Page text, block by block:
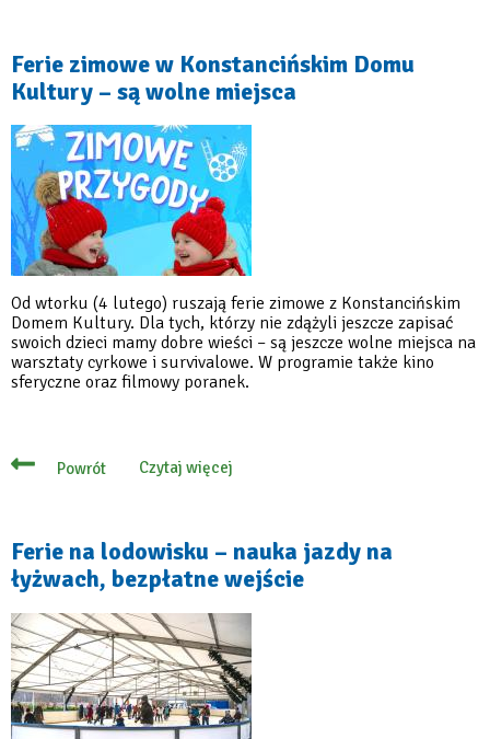
nauka
jazdy
na
bezpłatne
wejście
Ferie zimowe w Konstancińskim Domu
Kultury – są wolne miejsca
Od wtorku (4 lutego) ruszają ferie zimowe z Konstancińskim
Domem Kultury. Dla tych, którzy nie zdążyli jeszcze zapisać
swoich dzieci mamy dobre wieści – są jeszcze wolne miejsca na
warsztaty cyrkowe i survivalowe. W programie także kino
sferyczne oraz filmowy poranek.
Powrót Czytaj więcej
o
Konstancińskim
Domu
Kultury
–
wolne
miejsca
Ferie na lodowisku – nauka jazdy na
łyżwach, bezpłatne wejście